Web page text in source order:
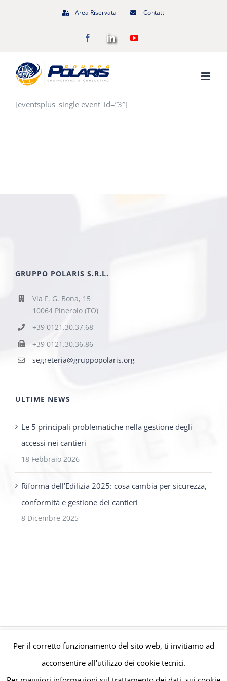
Area Riservata Contatti
FacebookLinkedInYouTube
[eventsplus_single event_id=”3″]
GRUPPO POLARIS S.R.L.
Via F. G. Bona, 15
10064 Pinerolo (TO)
+39 0121.30.37.68
+39 0121.30.36.86
segreteria@gruppopolaris.org
ULTIME NEWS
Le 5 principali problematiche nella gestione degli
accessi nei cantieri
18 Febbraio 2026
Riforma dell’Edilizia 2025: cosa cambia per sicurezza,
conformità e gestione dei cantieri
8 Dicembre 2025
© Gruppo Polaris P.IVA C.F. Iscriz. CCIAA 08671820010 |Privacy e
Cookie Policy | Powered bymeltingmedia.it
Per il corretto funzionamento del sito web, ti invitiamo ad
acconsentire all'utilizzo dei cookie tecnici.